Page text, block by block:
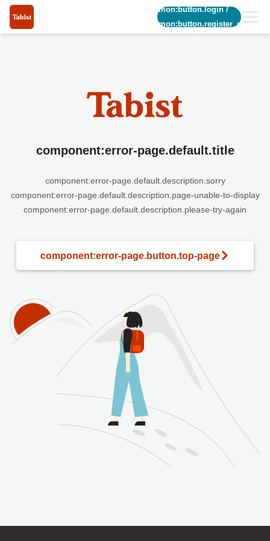
common:button.login/
common:button.register_short
component:error-page.default.title
component:error-page.default.description.sorry
component:error-page.default.description.page-unable-to-display
component:error-page.default.description.please-try-again
component:error-page.button.top-page